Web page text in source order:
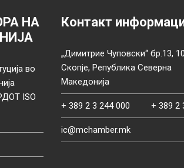
НА
во
ISO
Контакт
„Димитрие Чуповски“ бр.13,
Скопје, Република Северна
Македонија
+ 389 2 3 244 000 + 389 2
ic@mchamber.mk